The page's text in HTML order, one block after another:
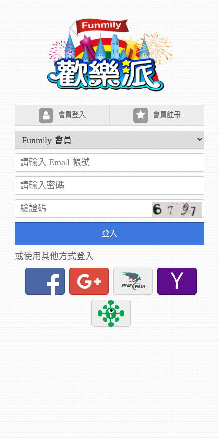
會員登入 會員註冊
登入
或使用其他方式登入